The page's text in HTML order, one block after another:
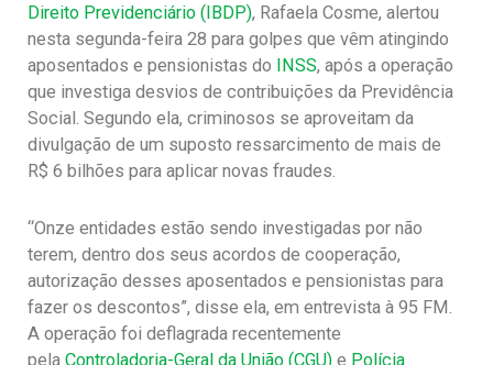
Direito Previdenciário (IBDP), Rafaela Cosme, alertou
nesta segunda-feira 28 para golpes que vêm atingindo
aposentados e pensionistas do INSS, após a operação
que investiga desvios de contribuições da Previdência
Social. Segundo ela, criminosos se aproveitam da
divulgação de um suposto ressarcimento de mais de
R$ 6 bilhões para aplicar novas fraudes.
“Onze entidades estão sendo investigadas por não
terem, dentro dos seus acordos de cooperação,
autorização desses aposentados e pensionistas para
fazer os descontos”, disse ela, em entrevista à 95 FM.
A operação foi deflagrada recentemente
pela Controladoria-Geral da União (CGU) e Polícia